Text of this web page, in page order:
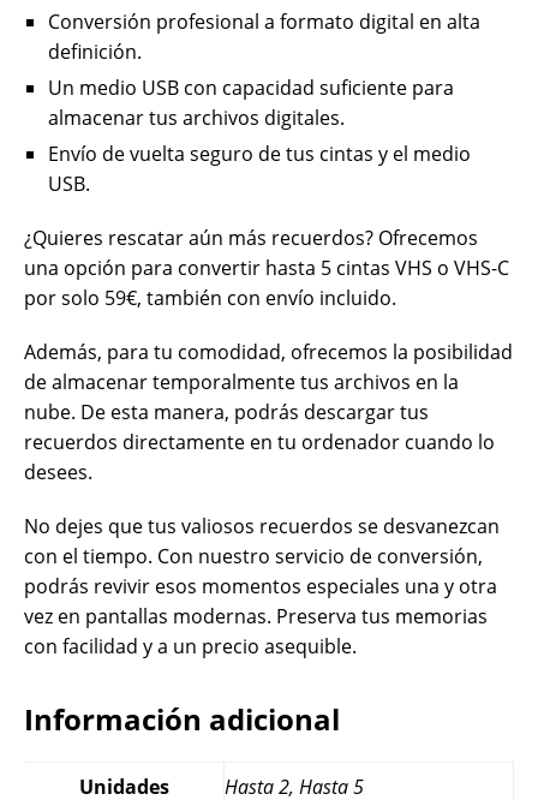
Conversión profesional a formato digital en alta
definición.
Un medio USB con capacidad suficiente para
almacenar tus archivos digitales.
Envío de vuelta seguro de tus cintas y el medio
USB.
¿Quieres rescatar aún más recuerdos? Ofrecemos
una opción para convertir hasta 5 cintas VHS o VHS-C
por solo 59€, también con envío incluido.
Además, para tu comodidad, ofrecemos la posibilidad
de almacenar temporalmente tus archivos en la
nube. De esta manera, podrás descargar tus
recuerdos directamente en tu ordenador cuando lo
desees.
No dejes que tus valiosos recuerdos se desvanezcan
con el tiempo. Con nuestro servicio de conversión,
podrás revivir esos momentos especiales una y otra
vez en pantallas modernas. Preserva tus memorias
con facilidad y a un precio asequible.
Información adicional
Unidades Hasta 2, Hasta 5